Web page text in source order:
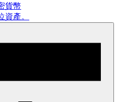
貨幣
資產。